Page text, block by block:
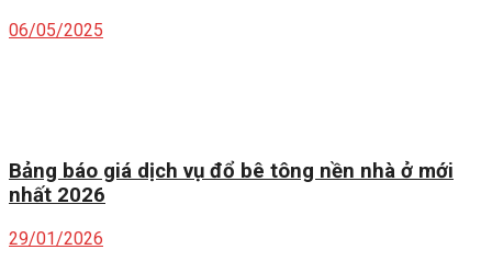
06/05/2025
Bảng báo giá dịch vụ đổ bê tông nền nhà ở mới
nhất 2026
29/01/2026